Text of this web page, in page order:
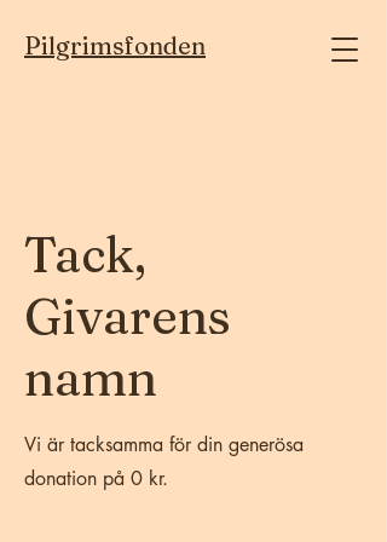
Pilgrimsfonden
Tack,
Givarens
namn
Vi är tacksamma för din generösa
donation på 0 kr.